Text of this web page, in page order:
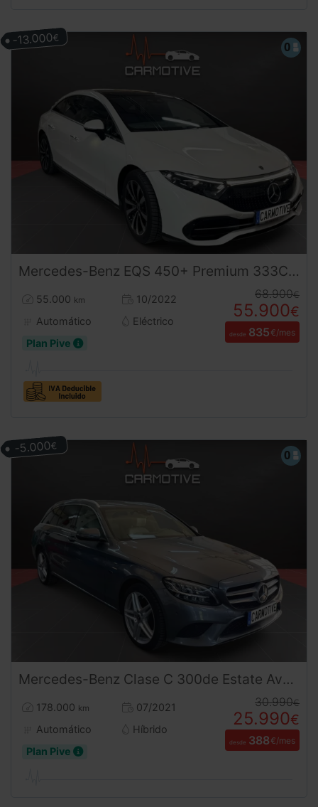
Mercedes-Benz EQS 450+ Premium 333CV – Vehículo Seminuevo Eléctrico de Gran Autonomía
55.000 km
10/2022
Automático
Eléctrico
Plan Pive
68.900€
55.900€
desde 835€/mes
-13.000€
Mercedes-Benz Clase C 300de Estate Avantgarde – 306CV, Etiqueta CERO y Full Extras
178.000 km
07/2021
Automático
Híbrido
Plan Pive
30.990€
25.990€
desde 388€/mes
-5.000€